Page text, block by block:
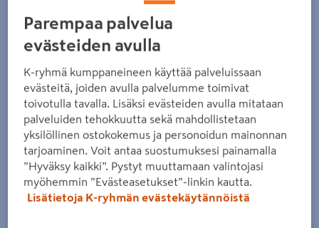
Parempaa palvelua
evästeiden avulla
K-ryhmä kumppaneineen käyttää palveluissaan
evästeitä, joiden avulla palvelumme toimivat
toivotulla tavalla. Lisäksi evästeiden avulla mitataan
palveluiden tehokkuutta sekä mahdollistetaan
yksilöllinen ostokokemus ja personoidun mainonnan
tarjoaminen. Voit antaa suostumuksesi painamalla
”Hyväksy kaikki”. Pystyt muuttamaan valintojasi
myöhemmin ”Evästeasetukset”-linkin kautta.
Lisätietoja K-ryhmän evästekäytännöistä